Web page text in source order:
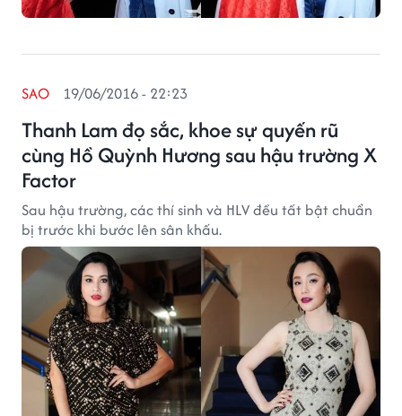
Thanh Lam đọ sắc, khoe sự quyến rũ
cùng Hồ Quỳnh Hương sau hậu trường X
Factor
SAO 19/06/2016 - 22:23
Sau hậu trường, các thí sinh và HLV đều tất bật chuẩn
bị trước khi bước lên sân khấu.